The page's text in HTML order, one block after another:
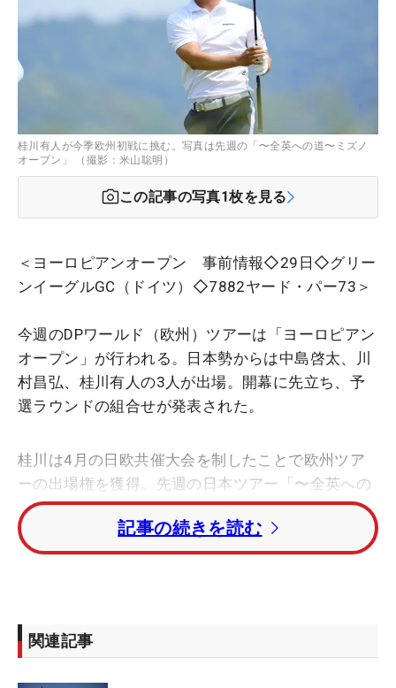
桂川有人が今季欧州初戦に挑む。写真は先週の「〜全英への道〜ミズノ
オープン」 （撮影：米山聡明）
この記事の写真1枚を見る
＜ヨーロピアンオープン 事前情報◇29日◇グリー
ンイーグルGC（ドイツ）◇7882ヤード・パー73＞
今週のDPワールド（欧州）ツアーは「ヨーロピアン
オープン」が行われる。日本勢からは中島啓太、川
村昌弘、桂川有人の3人が出場。開幕に先立ち、予
選ラウンドの組合せが発表された。
桂川は4月の日欧共催大会を制したことで欧州ツア
ーの出場権を獲得。先週の日本ツアー「〜全英への
道〜ミズノオープン」でトップ3に入り「全英オー
プン」の切符も獲得した。今大会が欧州ツアー今季
初戦となり、通算5勝のアドリアン・オタエギ（ス
3月末に欧州1勝を挙げている中島は、5月の海外メ
記事の続きを読む
関連記事